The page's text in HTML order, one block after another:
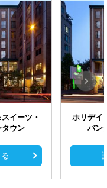
イーツ・
ウン
ホリデイ
バン